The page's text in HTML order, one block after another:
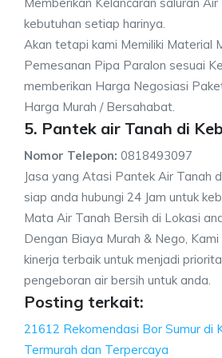
kebutuhan setiap harinya.
Akan tetapi kami Memiliki Material
Pemesanan Pipa Paralon sesuai
memberikan Harga Negosiasi
Harga Murah / Bersahabat.
5. Pantek air Tanah di
Nomor Telepon: 0818493097
Jasa yang Atasi Pantek Air Tanah
siap anda hubungi 24 Jam untuk
Mata Air Tanah Bersih di Lokasi
Dengan Biaya Murah & Nego,
kinerja terbaik untuk menjadi
pengeboran air bersih untuk anda.
Posting terkait:
21612 Rekomendasi Bor Sumur di
Termurah dan Terpercaya